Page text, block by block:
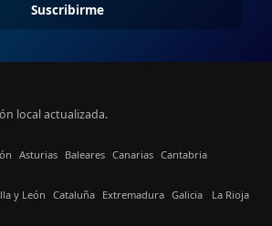
Suscribirme
local actualizada.
Asturias Baleares Canarias Cantabria
y León Cataluña Extremadura Galicia La Rioja